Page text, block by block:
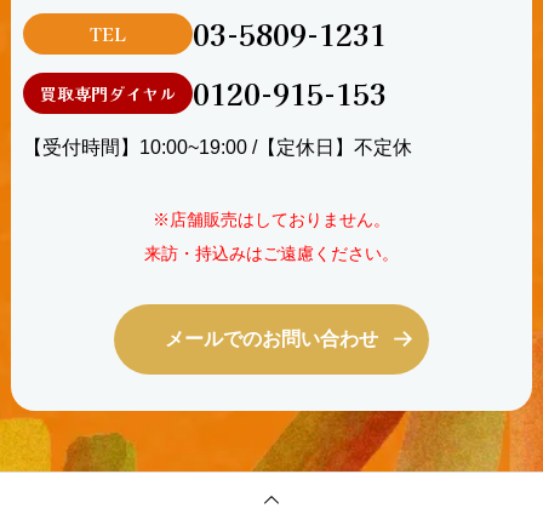
TEL 03-5809-1231
買取専門ダイヤル 0120-915-153
【受付時間】10:00~19:00 /【定休日】不定休
※店舗販売はしておりません。
来訪・持込みはご遠慮ください。
メールでのお問い合わせ